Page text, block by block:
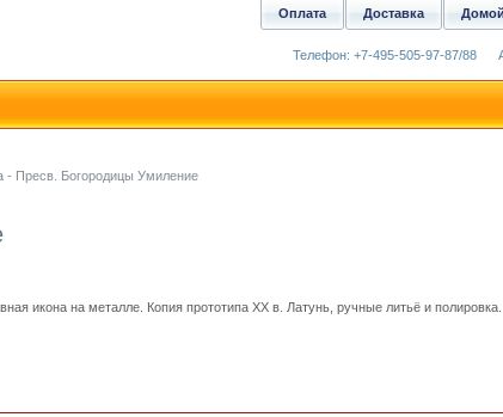
- Пресв. Богородицы Умиление
икона на металле. Копия прототипа XX в. Латунь, ручные литьё и
Домой
Доставка
Оплата
Телефон: +7-495-505-97-87/88